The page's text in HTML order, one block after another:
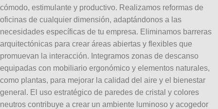
cómodo, estimulante y productivo. Realizamos reformas de
oficinas de cualquier dimensión, adaptándonos a las
necesidades específicas de tu empresa. Eliminamos barreras
arquitectónicas para crear áreas abiertas y flexibles que
promuevan la interacción. Integramos zonas de descanso
equipadas con mobiliario ergonómico y elementos naturales,
como plantas, para mejorar la calidad del aire y el bienestar
general. El uso estratégico de paredes de cristal y colores
neutros contribuye a crear un ambiente luminoso y acogedor